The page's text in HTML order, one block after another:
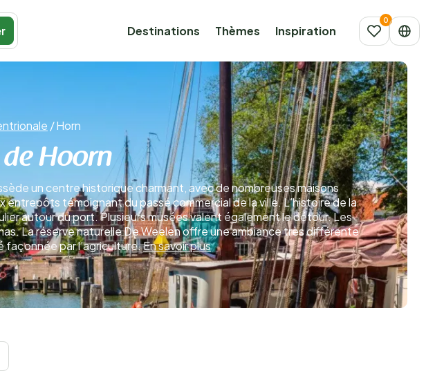
Destinations Thèmes Inspiration
/Horn
Hoorn
un centre historique charmant, avec de nombreuses maisons
témoignant du passé commercial de la ville. L’histoire de la
autour du port. Plusieurs musées valent également le détour. Les
La réserve naturelle De Weelen offre une ambiance très différente
façonnée par l’agriculture.En savoir plus